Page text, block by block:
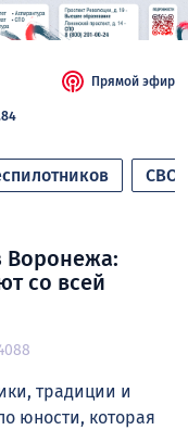
Прямой эфир
СВО
Воронежа:
со всей
традиции и
юности, которая